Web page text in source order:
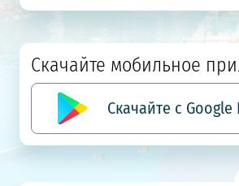
Скачайте мобильное
Скачайте с Google